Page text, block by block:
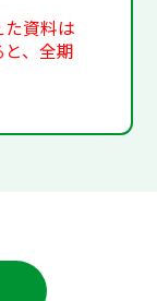
資料は
、全期